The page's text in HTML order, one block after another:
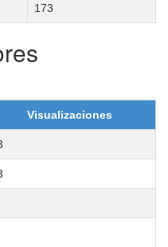
173
Visualizaciones